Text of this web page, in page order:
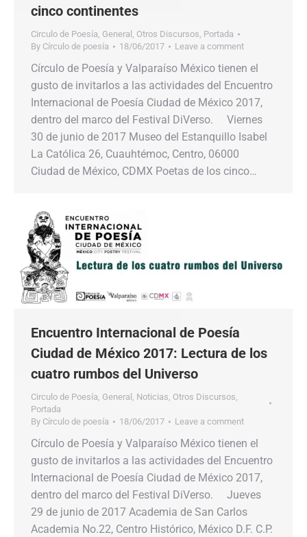
cinco continentes
Circulo de Poesía, General , Otros Discursos, Portada
By Círculo de poesía 18/06/2017 Leave a comment
Círculo de Poesía y Valparaíso México tienen el
gusto de invitarlos a las actividades del Encuentro
Internacional de Poesía Ciudad de México 2017,
dentro del marco del Festival DiVerso. Viernes
30 de junio de 2017 Museo del Estanquillo Isabel
La Católica 26, Cuauhtémoc, Centro, 06000
Ciudad de México, CDMX Poetas de los cinco…
Encuentro Internacional de Poesía
Ciudad de México 2017: Lectura de los
cuatro rumbos del Universo
Circulo de Poesía, General , Noticias, Otros Discursos,
Portada
By Círculo de poesía 18/06/2017 Leave a comment
Círculo de Poesía y Valparaíso México tienen el
gusto de invitarlos a las actividades del Encuentro
Internacional de Poesía Ciudad de México 2017,
dentro del marco del Festival DiVerso. Jueves
29 de junio de 2017 Academia de San Carlos
Academia No.22, Centro Histórico, México D.F. C.P.